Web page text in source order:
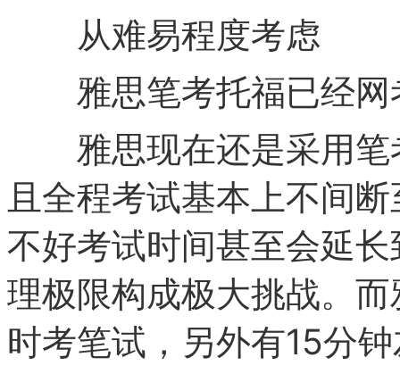
从难易程度考虑
雅思笔考托福已经网
雅思现在还是采用笔
且全程考试基本上不间
不好考试时间甚至会延
理极限构成极大挑战。
时考笔试，另外有15分